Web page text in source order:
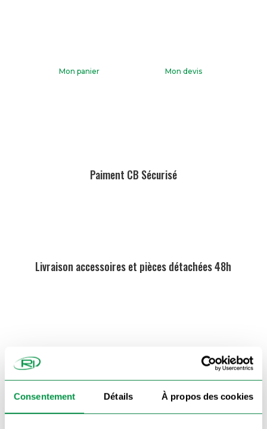
Consentement Détails À propos des cookies
Mon panier Mon devis
Paiment CB Sécurisé
Livraison accessoires et pièces détachées 48h
Commande traitée en 24h chrono